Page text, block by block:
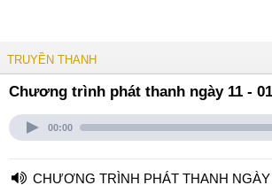
TRUYỀN THANH
Chương trình phát thanh ngày 11 -
00:00
CHƯƠNG TRÌNH PHÁT THANH NGÀY